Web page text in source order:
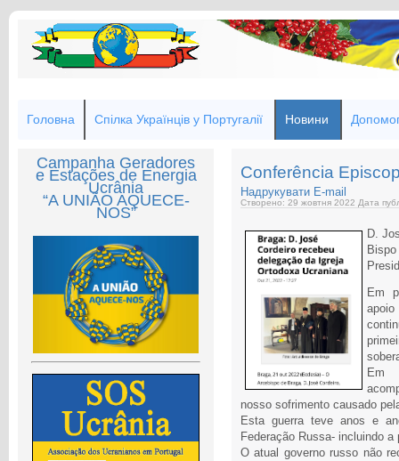
Головна Спілка Українців у Португалії Новини
Campanha Geradores
e Estações de Energia
Ucrânia
“A UNIÃO AQUECE-
NOS”
Conferência
Надрукувати E-mail
Створено: 29 жовтня 2022 Дата
D.
Em
Em
nosso sofrimento causado
Esta guerra teve anos e
Federação Russa- incluindo a
O atual governo russo não